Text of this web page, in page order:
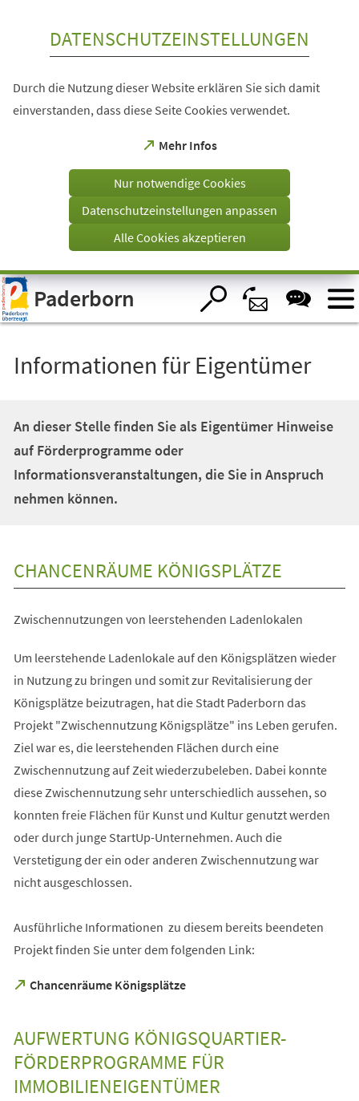
Visuelle
Assistenzsoftware
öffnen.
DATENSCHUTZEINSTELLUNGEN
Durch die Nutzung dieser Website erklären Sie sich damit
einverstanden, dass diese Seite Cookies verwendet.
Mehr Infos
(Öffnet
einem
Tab)
Nur notwendige Cookies
Datenschutzeinstellungen anpassen
Alle Cookies akzeptieren
Paderborn
Informationen für Eigentümer
An dieser Stelle finden Sie als Eigentümer Hinweise
auf Förderprogramme oder
Informationsveranstaltungen, die Sie in Anspruch
nehmen können.
CHANCENRÄUME KÖNIGSPLÄTZE
Zwischennutzungen von leerstehenden Ladenlokalen
Um leerstehende Ladenlokale auf den Königsplätzen wieder
in Nutzung zu bringen und somit zur Revitalisierung der
Königsplätze beizutragen, hat die Stadt Paderborn das
Projekt "Zwischennutzung Königsplätze" ins Leben gerufen.
Ziel war es, die leerstehenden Flächen durch eine
Zwischennutzung auf Zeit wiederzubeleben. Dabei konnte
diese Zwischennutzung sehr unterschiedlich aussehen, so
konnten freie Flächen für Kunst und Kultur genutzt werden
oder durch junge StartUp-Unternehmen. Auch die
Verstetigung der ein oder anderen Zwischennutzung war
nicht ausgeschlossen.
Ausführliche Informationen zu diesem bereits beendeten
Projekt finden Sie unter dem folgenden Link:
Chancenräume Königsplätze
(Öffnet
neuen
Tab)
AUFWERTUNG KÖNIGSQUARTIER-
FÖRDERPROGRAMME FÜR
IMMOBILIENEIGENTÜMER